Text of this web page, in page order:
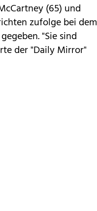
(65) und
zufolge bei dem
"Sie sind
der "Daily Mirror"